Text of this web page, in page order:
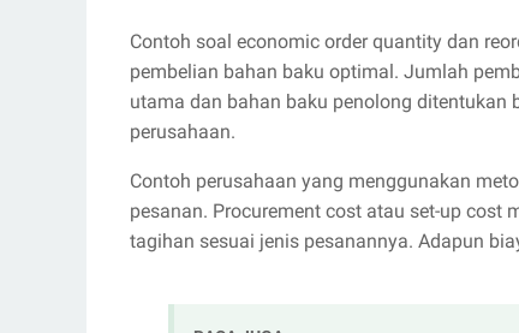
Contoh soal economic order quantity dan
pembelian bahan baku optimal. Jumlah
utama dan bahan baku penolong
perusahaan.
Contoh perusahaan yang menggunakan
pesanan. Procurement cost atau set-up cost
tagihan sesuai jenis pesanannya. Adapun